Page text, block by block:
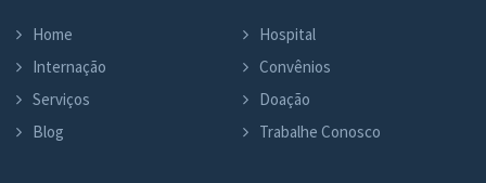
Home
Hospital
Internação
Convênios
Serviços
Doação
Blog
Trabalhe Conosco